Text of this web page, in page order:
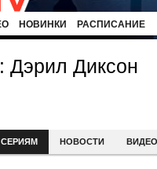
НОВИНКИ РАСПИСАНИЕ
Дэрил Диксон
НОВОСТИ ВИДЕО